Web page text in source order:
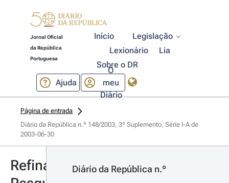
Jornal Oficial
da República
Portuguesa
Início
Legislação
Lexionário
Lia
Sobre o DR
Ajuda
O
meu
Diário
Página de entrada
Diário da República n.º 148/2003, 3º Suplemento, Série I-A de
2003-06-30
Refinar
Diário da República n.º